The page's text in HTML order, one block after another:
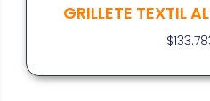
GRILLETE TEXTIL
$